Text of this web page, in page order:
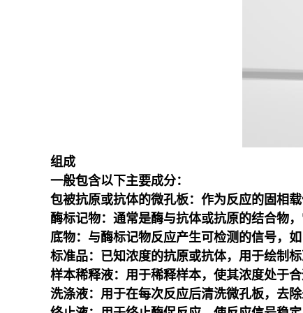
组成
一般包含以下主要成分：
包被抗原或抗体的微孔板：作为反应的固相载
酶标记物：通常是酶与抗体或抗原的结合物
底物：与酶标记物反应产生可检测的信号，
标准品：已知浓度的抗原或抗体，用于绘制
样本稀释液：用于稀释样本，使其浓度处于合
洗涤液：用于在每次反应后清洗微孔板，去